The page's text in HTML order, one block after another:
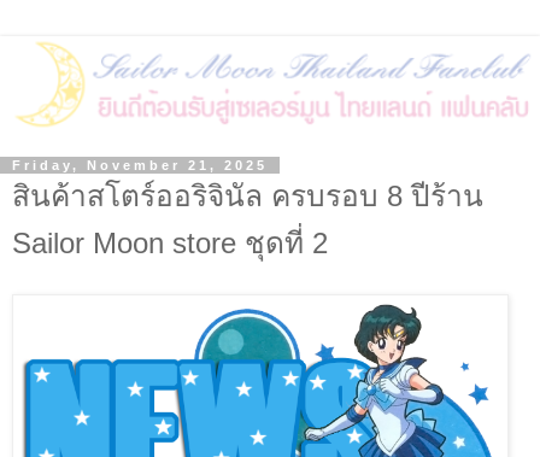
Friday, November 21, 2025
สินค้าสโตร์ออริจินัล ครบรอบ 8 ปีร้าน
Sailor Moon store ชุดที่ 2